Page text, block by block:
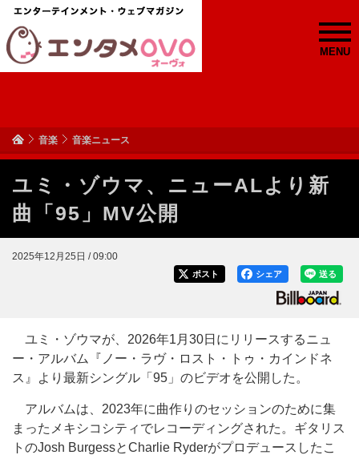
MENU
音楽 音楽ニュース
ユミ・ゾウマ、ニューALより新
曲「95」MV公開
2025年12月25日 / 09:00
送る
シェア
ポスト
ユミ・ゾウマが、2026年1月30日にリリースするニュ
ー・アルバム『ノー・ラヴ・ロスト・トゥ・カインドネ
ス』より最新シングル「95」のビデオを公開した。
アルバムは、2023年に曲作りのセッションのために集
まったメキシコシティでレコーディングされた。ギタリス
トのJosh BurgessとCharlie Ryderがプロデュースしたこ